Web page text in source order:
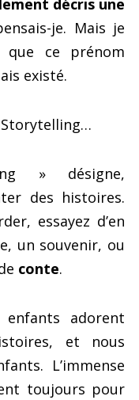
décris une
je. Mais je
ce prénom
existé.
Storytelling…
» désigne,
des histoires.
essayez d’en
un souvenir, ou
conte.
enfants adorent
et nous
L’immense
toujours pour